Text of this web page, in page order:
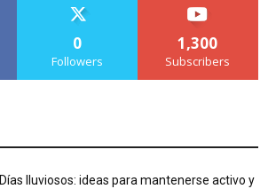
0
Followers
1,300
Subscribers
Días lluviosos: ideas para mantenerse activo y